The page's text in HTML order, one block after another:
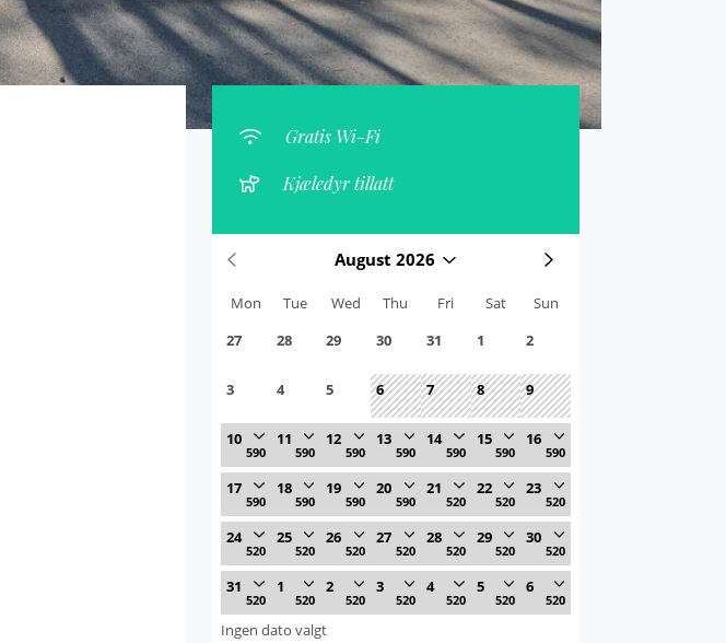
Gratis Wi-Fi
Kjæledyr tillatt